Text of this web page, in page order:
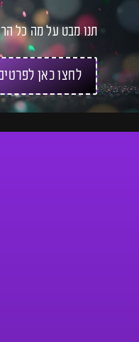
תנו מבט על מה כל
לחצו כאן